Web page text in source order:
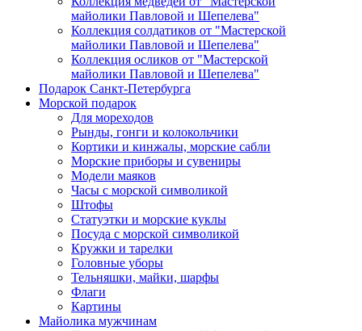
майолики Павловой и Шепелева"
Коллекция солдатиков от "Мастерской
майолики Павловой и Шепелева"
Коллекция осликов от "Мастерской
майолики Павловой и Шепелева"
Подарок Санкт-Петербурга
Морской подарок
Для мореходов
Рынды, гонги и колокольчики
Кортики и кинжалы, морские сабли
Морские приборы и сувениры
Модели маяков
Часы с морской символикой
Штофы
Статуэтки и морские куклы
Посуда с морской символикой
Кружки и тарелки
Головные уборы
Тельняшки, майки, шарфы
Флаги
Картины
Майолика мужчинам